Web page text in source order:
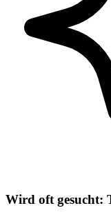
Wird oft gesucht: